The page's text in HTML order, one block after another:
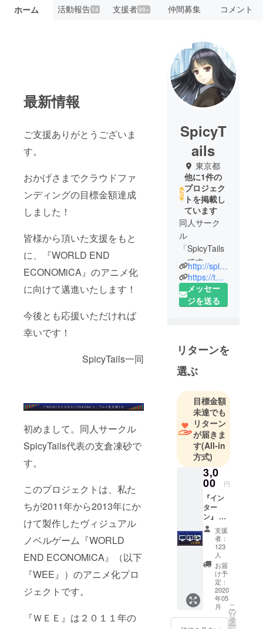
ホーム 活動報告14 支援者99+ 仲間募集 コメント
最新情報
ご支援ありがとうございま
す。
おかげさまでクラウドファ
ンディングの目標金額達成
しました！
皆様から頂いた支援をもと
に、『WORLD END
ECONOMiCA』のアニメ化
に向けて邁進いたします！
今後とも応援いただければ
幸いです！
SpicyTails一同
初めまして。同人サークル
SpicyTails代表の支倉凍砂で
す。
このプロジェクトは、私た
ちが2011年から2013年にか
けて製作したヴィジュアル
ノベルゲーム『WORLD
END ECONOMiCA』（以下
『WEE』）のアニメ化プロ
ジェクトです。
『ＷＥＥ』は２０１１年の
SpicyT
ails
東京都
他に1件の
プロジェク
トを掲載し
ています
同人サーク
ル
「SpicyTails
」です。
2011年より
コミック
マーケット
したヴィ
ジュアルノ
ベル
『WORLD
END
ECONOMiC
A』三部作、
世界初長編
VRアニメー
ション
『Project
LUX』を制
作。(どちら
もsteamで買
えます)
http://spicy-tails.net/
https://twitter.com/spicytails
メッセー
ジを送る
リターンを
選ぶ
目標金額
未達でも
リターン
が届きま
す(All-in
方式)
3,0
00 円
『イン
ター
ン』 就
業体験
は、自
分の今
後の
キャリ
アプラ
ンを考
える上
で、と
ても大
切なこ
支援
者：
123
人
お届
け予
定：
2020
年05
月
こ
の
リ
タ
ー